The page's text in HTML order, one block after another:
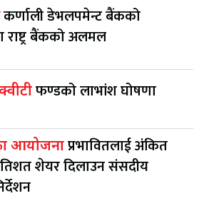
कर्णाली डेभलपमेन्ट बैंकको
राष्ट्र बैंकको अलमल
फण्डको लाभांश घोषणा
आयोजनाप्रभावितलाई अंकित
शेयर दिलाउन संसदीय